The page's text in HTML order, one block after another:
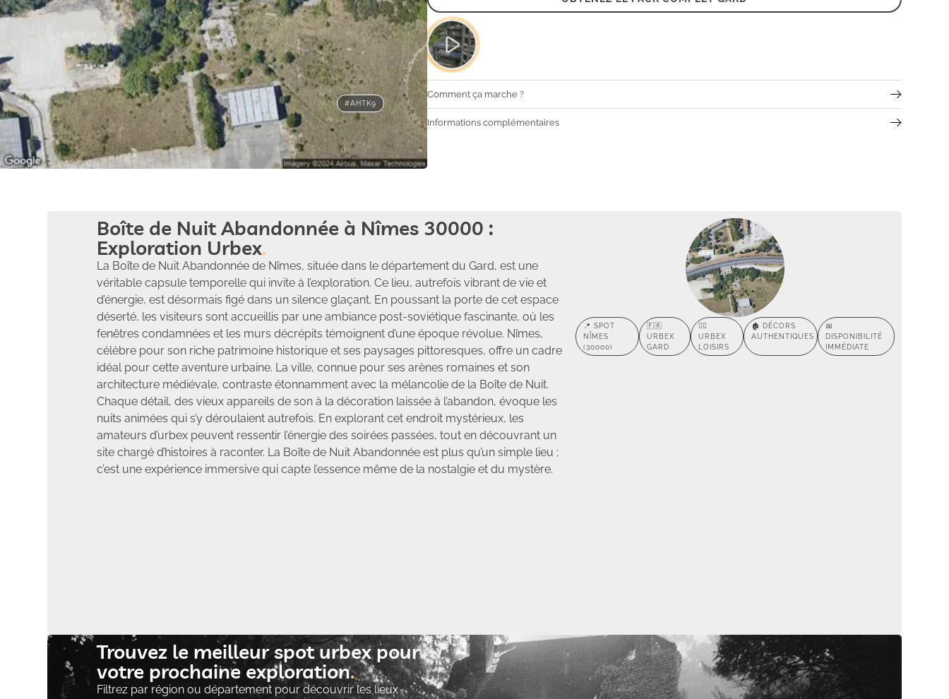
#AHTK9
Comment ça marche ?
Informations complémentaires
Boîte de Nuit Abandonnée à Nîmes 30000 :
Exploration Urbex
La Boîte de Nuit Abandonnée de Nîmes, située dans le département du Gard, est une
véritable capsule temporelle qui invite à l’exploration. Ce lieu, autrefois vibrant de vie et
d’énergie, est désormais figé dans un silence glaçant. En poussant la porte de cet espace
déserté, les visiteurs sont accueillis par une ambiance post-soviétique fascinante, où les
fenêtres condamnées et les murs décrépits témoignent d’une époque révolue. Nîmes,
célèbre pour son riche patrimoine historique et ses paysages pittoresques, offre un cadre
idéal pour cette aventure urbaine. La ville, connue pour ses arènes romaines et son
architecture médiévale, contraste étonnamment avec la mélancolie de la Boîte de Nuit.
Chaque détail, des vieux appareils de son à la décoration laissée à l’abandon, évoque les
nuits animées qui s’y déroulaient autrefois. En explorant cet endroit mystérieux, les
amateurs d’urbex peuvent ressentir l’énergie des soirées passées, tout en découvrant un
site chargé d’histoires à raconter. La Boîte de Nuit Abandonnée est plus qu’un simple lieu ;
c’est une expérience immersive qui capte l’essence même de la nostalgie et du mystère.
📍 SPOT
NÎMES
(30000)
🇫🇷
URBEX
GARD
🕵️‍♂️
URBEX
LOISIRS
🏚️ DÉCORS
AUTHENTIQUES
📅
DISPONIBILITÉ
IMMÉDIATE
Trouvez le meilleur spot urbex pour
votre prochaine exploration​
Filtrez par région ou département pour découvrir les lieux